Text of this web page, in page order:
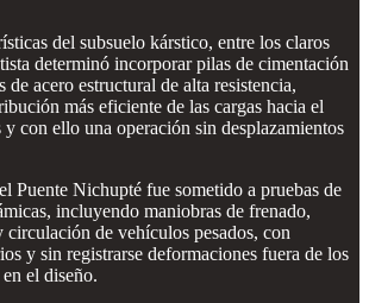
del subsuelo kárstico, entre los claros
determinó incorporar pilas de cimentación
de acero estructural de alta resistencia,
más eficiente de las cargas hacia el
y con ello una operación sin desplazamientos
Puente Nichupté fue sometido a pruebas de
incluyendo maniobras de frenado,
de vehículos pesados, con
y sin registrarse deformaciones fuera de los
el diseño.